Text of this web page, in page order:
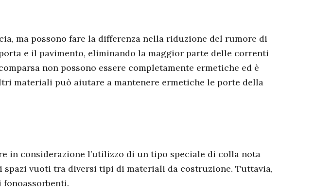
ma possono fare la differenza nella riduzione del rumore di
e il pavimento, eliminando la maggior parte delle correnti
non possono essere completamente ermetiche ed è
materiali può aiutare a mantenere ermetiche le porte della
in considerazione l’utilizzo di un tipo speciale di colla nota
spazi vuoti tra diversi tipi di materiali da costruzione. Tuttavia,